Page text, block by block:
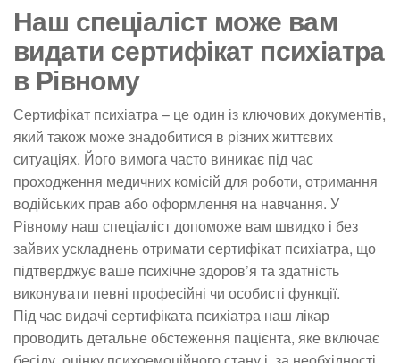
Наш спеціаліст може вам
видати сертифікат психіатра
в Рівному
Сертифікат психіатра – це один із ключових документів,
який також може знадобитися в різних життєвих
ситуаціях. Його вимога часто виникає під час
проходження медичних комісій для роботи, отримання
водійських прав або оформлення на навчання. У
Рівному наш спеціаліст допоможе вам швидко і без
зайвих ускладнень отримати сертифікат психіатра, що
підтверджує ваше психічне здоров’я та здатність
виконувати певні професійні чи особисті функції.
Під час видачі сертифіката психіатра наш лікар
проводить детальне обстеження пацієнта, яке включає